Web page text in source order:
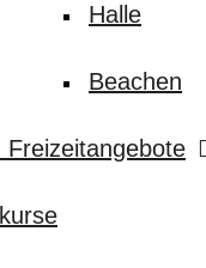
Halle
Beachen
Freizeitangebote